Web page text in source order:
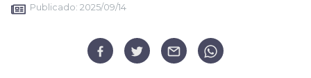
Publicado: 2025/09/14